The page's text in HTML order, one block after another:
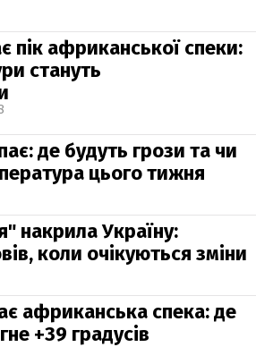
пік африканської спеки:
стануть
де будуть грози та чи
цього тижня
накрила Україну:
коли очікуються зміни
африканська спека: де
+39 градусів